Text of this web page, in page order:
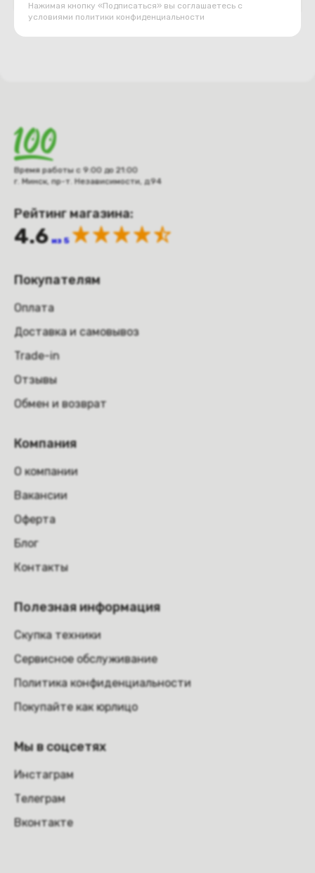
Нажимая кнопку «Подписаться» вы соглашаетесь с
условиями политики конфиденциальности
Время работы с 9:00 до 21:00
г. Минск, пр-т. Независимости, д.94
Рейтинг магазина:
4.6 из 5
Покупателям
Оплата
Доставка и самовывоз
Trade-in
Отзывы
Обмен и возврат
Компания
О компании
Вакансии
Оферта
Блог
Контакты
Полезная информация
Скупка техники
Сервисное обслуживание
Политика конфиденциальности
Покупайте как юрлицо
Мы в соцсетях
Инстаграм
Телеграм
Вконтакте